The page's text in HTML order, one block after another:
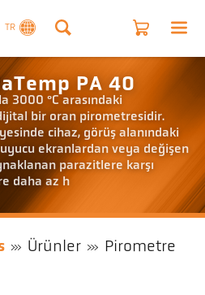
TR
PA 40
3000 °C arasındaki
bir oran pirometresidir.
cihaz, görüş alanındaki
ekranlardan veya değişen
parazitlere karşı
daha az h
Ürünler
Pirometre